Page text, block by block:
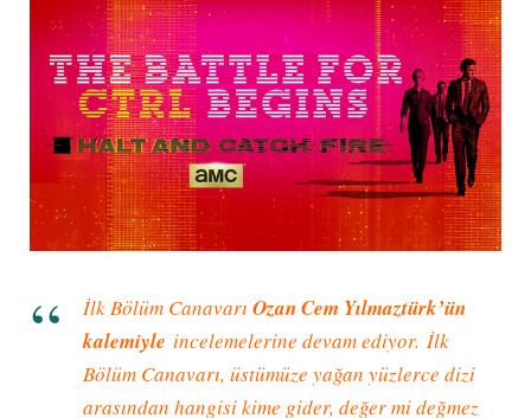
İlk Bölüm Canavarı Ozan Cem Yılmaztürk’ün
kalemiyle incelemelerine devam ediyor. İlk
Bölüm Canavarı, üstümüze yağan yüzlerce dizi
arasından hangisi kime gider, değer mi değmez